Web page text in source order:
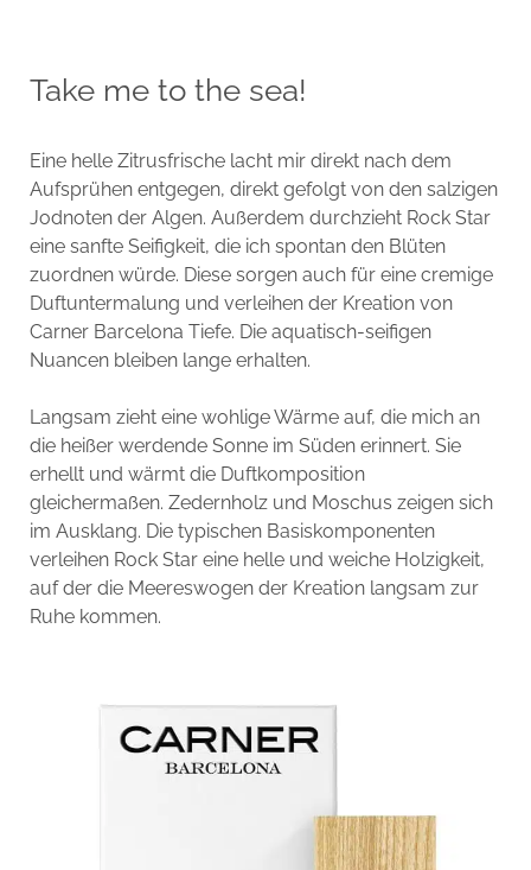
Take me to the sea!
Eine helle Zitrusfrische lacht mir direkt nach dem
Aufsprühen entgegen, direkt gefolgt von den salzigen
Jodnoten der Algen. Außerdem durchzieht Rock Star
eine sanfte Seifigkeit, die ich spontan den Blüten
zuordnen würde. Diese sorgen auch für eine cremige
Duftuntermalung und verleihen der Kreation von
Carner Barcelona Tiefe. Die aquatisch-seifigen
Nuancen bleiben lange erhalten.
Langsam zieht eine wohlige Wärme auf, die mich an
die heißer werdende Sonne im Süden erinnert. Sie
erhellt und wärmt die Duftkomposition
gleichermaßen. Zedernholz und Moschus zeigen sich
im Ausklang. Die typischen Basiskomponenten
verleihen Rock Star eine helle und weiche Holzigkeit,
auf der die Meereswogen der Kreation langsam zur
Ruhe kommen.